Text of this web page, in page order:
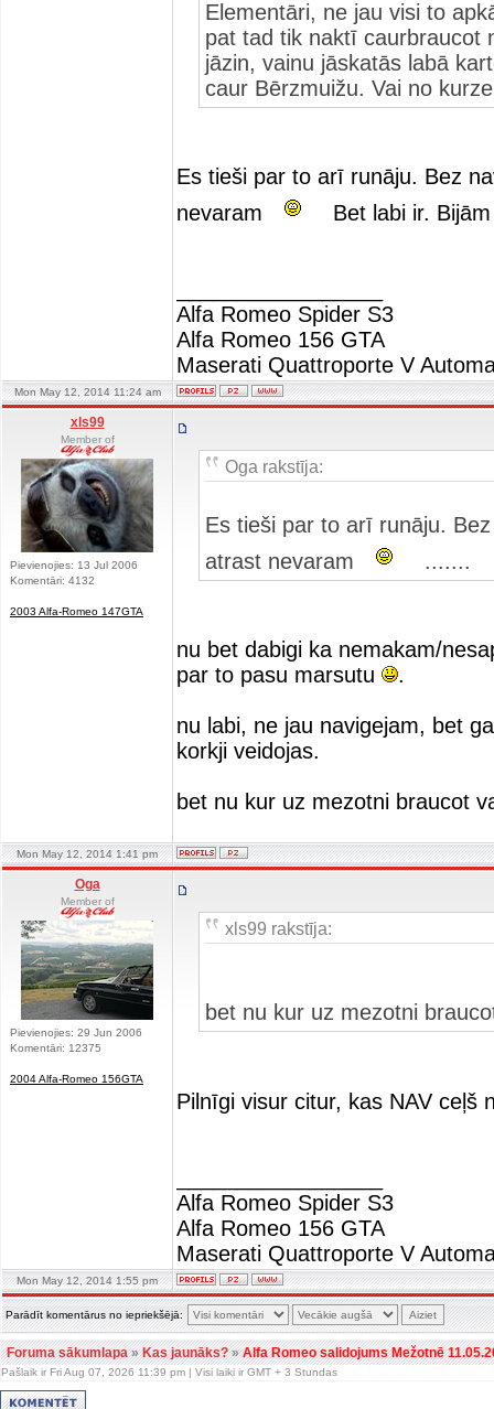
Elementāri, ne jau visi to
pat tad tik naktī caurbraucot
jāzin, vainu jāskatās labā
caur Bērzmuižu. Vai no
Es tieši par to arī runāju. Bez
nevaram
Bet labi ir.
Alfa Romeo Spider S3
Alfa Romeo 156 GTA
Maserati Quattroporte V
Mon May 12, 2014 11:24 am
xls99
Member of
Pievienojies: 13 Jul 2006
Komentāri: 4132
2003 Alfa-Romeo 147GTA
Oga rakstīja:
Es tieši par to arī runāju.
atrast nevaram
.......
nu bet dabigi ka nemakam/
par to pasu marsutu
.
nu labi, ne jau navigejam, bet
korkji veidojas.
bet nu kur uz mezotni braucot
Mon May 12, 2014 1:41 pm
Oga
Member of
Pievienojies: 29 Jun 2006
Komentāri: 12375
2004 Alfa-Romeo 156GTA
xls99 rakstīja:
bet nu kur uz mezotni
Pilnīgi visur citur, kas NAV ceļš
Alfa Romeo Spider S3
Alfa Romeo 156 GTA
Maserati Quattroporte V
Mon May 12, 2014 1:55 pm
Parādīt komentārus no iepriekšējā:
Foruma sākumlapa»Kas jaunāks?»Alfa Romeo salidojums Mežotnē
Pašlaik ir Fri Aug 07, 2026 11:39 pm | Visi laiki ir GMT + 3 Stundas